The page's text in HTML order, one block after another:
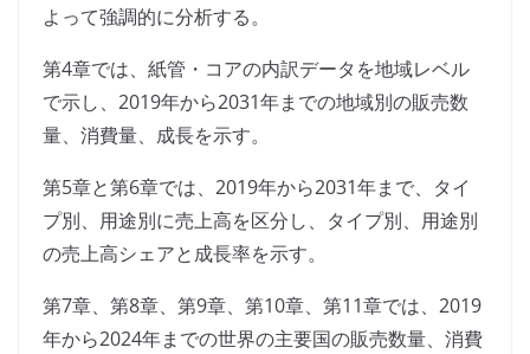
よって強調的に分析する。
第4章では、紙管・コアの内訳データを地域レベル
で示し、2019年から2031年までの地域別の販売数
量、消費量、成長を示す。
第5章と第6章では、2019年から2031年まで、タイ
プ別、用途別に売上高を区分し、タイプ別、用途別
の売上高シェアと成長率を示す。
第7章、第8章、第9章、第10章、第11章では、2019
年から2024年までの世界の主要国の販売数量、消費